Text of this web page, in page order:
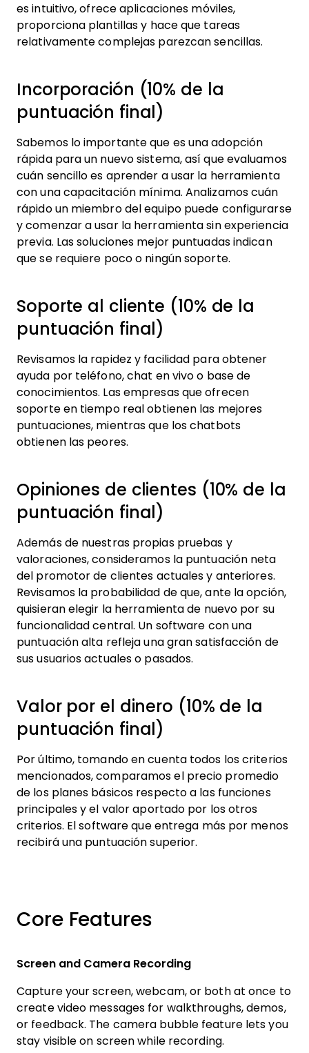
es intuitivo, ofrece aplicaciones móviles,
proporciona plantillas y hace que tareas
relativamente complejas parezcan sencillas.
Incorporación (10% de la
puntuación final)
Sabemos lo importante que es una adopción
rápida para un nuevo sistema, así que evaluamos
cuán sencillo es aprender a usar la herramienta
con una capacitación mínima. Analizamos cuán
rápido un miembro del equipo puede configurarse
y comenzar a usar la herramienta sin experiencia
previa. Las soluciones mejor puntuadas indican
que se requiere poco o ningún soporte.
Soporte al cliente (10% de la
puntuación final)
Revisamos la rapidez y facilidad para obtener
ayuda por teléfono, chat en vivo o base de
conocimientos. Las empresas que ofrecen
soporte en tiempo real obtienen las mejores
puntuaciones, mientras que los chatbots
obtienen las peores.
Opiniones de clientes (10% de la
puntuación final)
Además de nuestras propias pruebas y
valoraciones, consideramos la puntuación neta
del promotor de clientes actuales y anteriores.
Revisamos la probabilidad de que, ante la opción,
quisieran elegir la herramienta de nuevo por su
funcionalidad central. Un software con una
puntuación alta refleja una gran satisfacción de
sus usuarios actuales o pasados.
Valor por el dinero (10% de la
puntuación final)
Por último, tomando en cuenta todos los criterios
mencionados, comparamos el precio promedio
de los planes básicos respecto a las funciones
principales y el valor aportado por los otros
criterios. El software que entrega más por menos
recibirá una puntuación superior.
Core Features
Screen and Camera Recording
Capture your screen, webcam, or both at once to
create video messages for walkthroughs, demos,
or feedback. The camera bubble feature lets you
stay visible on screen while recording.